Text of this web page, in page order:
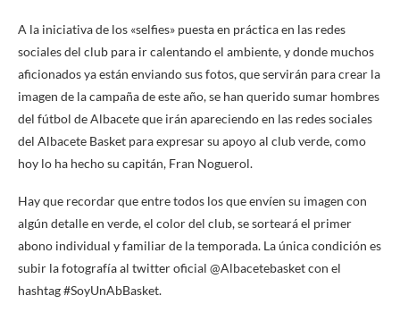
A la iniciativa de los «selfies» puesta en práctica en las redes
sociales del club para ir calentando el ambiente, y donde muchos
aficionados ya están enviando sus fotos, que servirán para crear la
imagen de la campaña de este año, se han querido sumar hombres
del fútbol de Albacete que irán apareciendo en las redes sociales
del Albacete Basket para expresar su apoyo al club verde, como
hoy lo ha hecho su capitán, Fran Noguerol.
Hay que recordar que entre todos los que envíen su imagen con
algún detalle en verde, el color del club, se sorteará el primer
abono individual y familiar de la temporada. La única condición es
subir la fotografía al twitter oficial @Albacetebasket con el
hashtag #SoyUnAbBasket.